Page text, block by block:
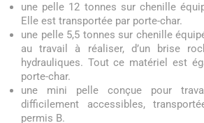
une pelle 12 tonnes sur chenille
Elle est transportée par porte-char.
une pelle 5,5 tonnes sur chenille
au travail à réaliser, d’un brise
hydrauliques. Tout ce matériel est
porte-char.
une mini pelle conçue pour
difficilement accessibles,
permis B.